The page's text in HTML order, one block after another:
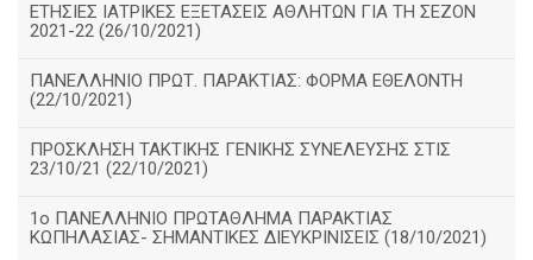
ΕΤΗΣΙΕΣ ΙΑΤΡΙΚΕΣ ΕΞΕΤΑΣΕΙΣ ΑΘΛΗΤΩΝ ΓΙΑ ΤΗ ΣΕΖΟΝ
2021-22 (26/10/2021)
ΠΑΝΕΛΛΗΝΙΟ ΠΡΩΤ. ΠΑΡΑΚΤΙΑΣ: ΦΟΡΜΑ ΕΘΕΛΟΝΤΗ
(22/10/2021)
ΠΡΟΣΚΛΗΣΗ ΤΑΚΤΙΚΗΣ ΓΕΝΙΚΗΣ ΣΥΝΕΛΕΥΣΗΣ ΣΤΙΣ
23/10/21 (22/10/2021)
1ο ΠΑΝΕΛΛΗΝΙΟ ΠΡΩΤΑΘΛΗΜΑ ΠΑΡΑΚΤΙΑΣ
ΚΩΠΗΛΑΣΙΑΣ- ΣΗΜΑΝΤΙΚΕΣ ΔΙΕΥΚΡΙΝΙΣΕΙΣ (18/10/2021)